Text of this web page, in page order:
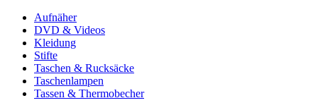
Aufnäher
DVD & Videos
Kleidung
Stifte
Taschen & Rucksäcke
Taschenlampen
Tassen & Thermobecher